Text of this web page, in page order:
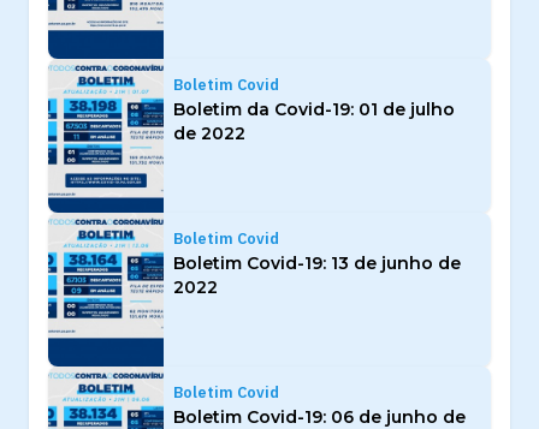
Boletim Covid
Boletim da Covid-19: 01 de julho
de 2022
Boletim Covid
Boletim Covid-19: 13 de junho de
2022
Boletim Covid
Boletim Covid-19: 06 de junho de